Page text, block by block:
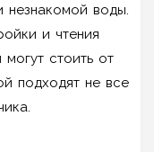
незнакомой воды.
и чтения
стоить от
подходят не все